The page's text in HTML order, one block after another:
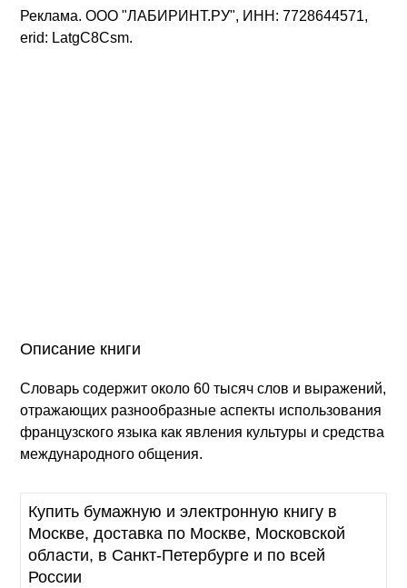
Реклама. ООО "ЛАБИРИНТ.РУ", ИНН: 7728644571,
erid: LatgC8Csm.
Описание книги
Словарь содержит около 60 тысяч слов и выражений,
отражающих разнообразные аспекты использования
французского языка как явления культуры и средства
международного общения.
Купить бумажную и электронную книгу в
Москве, доставка по Москве, Московской
области, в Санкт-Петербурге и по всей
России